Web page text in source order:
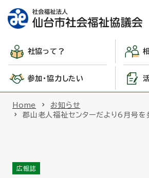
社協って？
参加・協力したい
Home
お知らせ
郡山老人福祉センターだより6月号を
広報誌